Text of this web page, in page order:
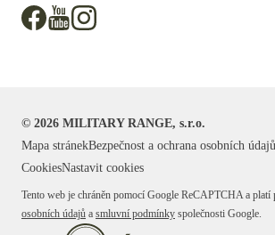
© 2026 MILITARY RANGE, s.r.o.
Mapa stránekBezpečnost a ochrana osobních údajů
CookiesNastavit cookies
Tento web je chráněn pomocí Google ReCAPTCHA a platí
osobních údajů a smluvní podmínky společnosti Google.